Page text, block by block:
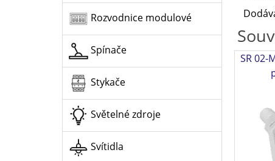
Rozvodnice modulové
Spínače
Stykače
Světelné zdroje
Svítidla
SR 02-